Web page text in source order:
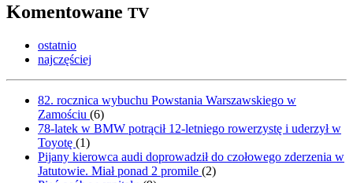
Komentowane TV
ostatnio
najczęściej
82. rocznica wybuchu Powstania Warszawskiego w
Zamościu (6)
78-latek w BMW potrącił 12-letniego rowerzystę i uderzył w
Toyotę (1)
Pijany kierowca audi doprowadził do czołowego zderzenia w
Jatutowie. Miał ponad 2 promile (2)